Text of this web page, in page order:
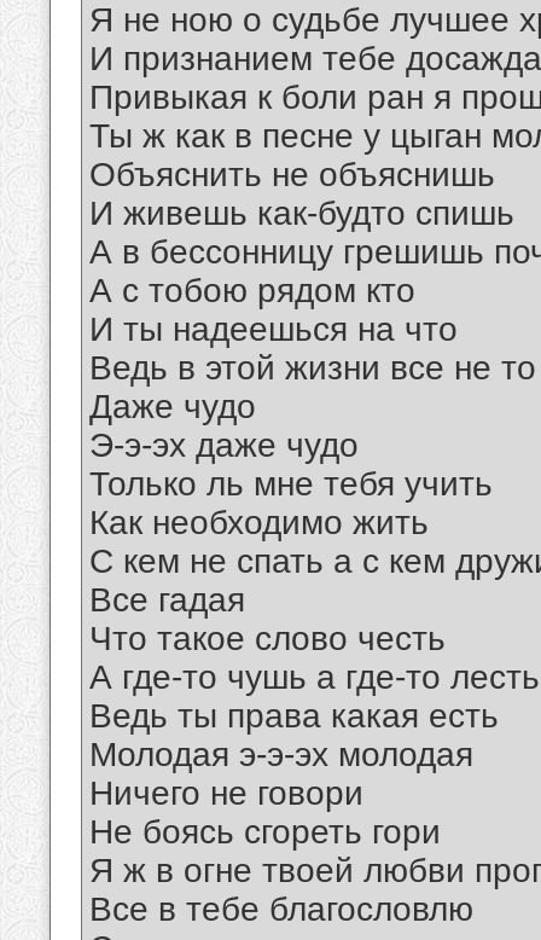
Я не ною о судьбе лучшее
И признанием тебе
Привыкая к боли ран я
Ты ж как в песне у цыган
Объяснить не объяснишь
И живешь как-будто спишь
А в бессонницу грешишь
А с тобою рядом кто
И ты надеешься на что
Ведь в этой жизни все не то
Даже чудо
Э-э-эх даже чудо
Только ль мне тебя учить
Как необходимо жить
С кем не спать а с кем
Все гадая
Что такое слово честь
А где-то чушь а где-то лесть
Ведь ты права какая есть
Молодая э-э-эх молодая
Ничего не говори
Не боясь сгореть гори
Я ж в огне твоей любви
Все в тебе благословлю